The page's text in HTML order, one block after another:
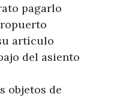
pagarlo
artículo
del asiento
objetos de